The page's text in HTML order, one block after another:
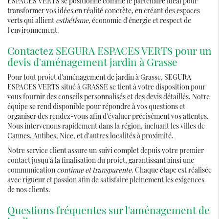
transformer vos idées en réalité concrète, en créant des espaces
verts qui allient esthétisme, économie d'énergie et respect de
l'environnement.
Contactez SEGURA ESPACES VERTS pour un
devis d'aménagement jardin à Grasse
Pour tout projet d'aménagement de jardin à Grasse, SEGURA
ESPACES VERTS situé à GRASSE se tient à votre disposition pour
vous fournir des conseils personnalisés et des devis détaillés. Notre
équipe se rend disponible pour répondre à vos questions et
organiser des rendez-vous afin d'évaluer précisément vos attentes.
Nous intervenons rapidement dans la région, incluant les villes de
Cannes, Antibes, Nice, et d'autres localités à proximité.
Notre service client assure un suivi complet depuis votre premier
contact jusqu'à la finalisation du projet, garantissant ainsi une
communication continue et transparente. Chaque étape est réalisée
avec rigueur et passion afin de satisfaire pleinement les exigences
de nos clients.
Questions fréquentes sur l'aménagement de